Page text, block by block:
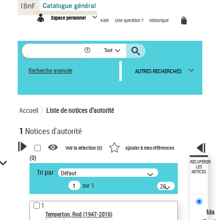
Espace personnel Aide Une question ? Historique
Tout
Recherche avancée AUTRES RECHERCHES
Accueil Liste de notices d’autorité
1 Notices d'autorité
VOTRE RECHERCHE
Recherche avancée dans les
notices d’autorité
Œuvres liées à l'auteur :
Temperton, Rod (1947-2016)
Voir la sélection (0) Ajouter à mes références
(0)
Tri par : Défaut
sur 1
20
résultats/page
1
Temperton, Rod (1947-2016)
RÉCUPÉRER
LES
NOTICES
Ma
Panneau de gestion des cookies